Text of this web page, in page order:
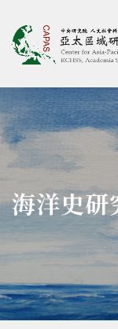
亞太區
:::
海洋史研